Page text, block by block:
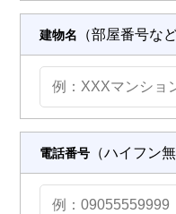
建物名 （部屋番号など
電話番号（ハイフン無